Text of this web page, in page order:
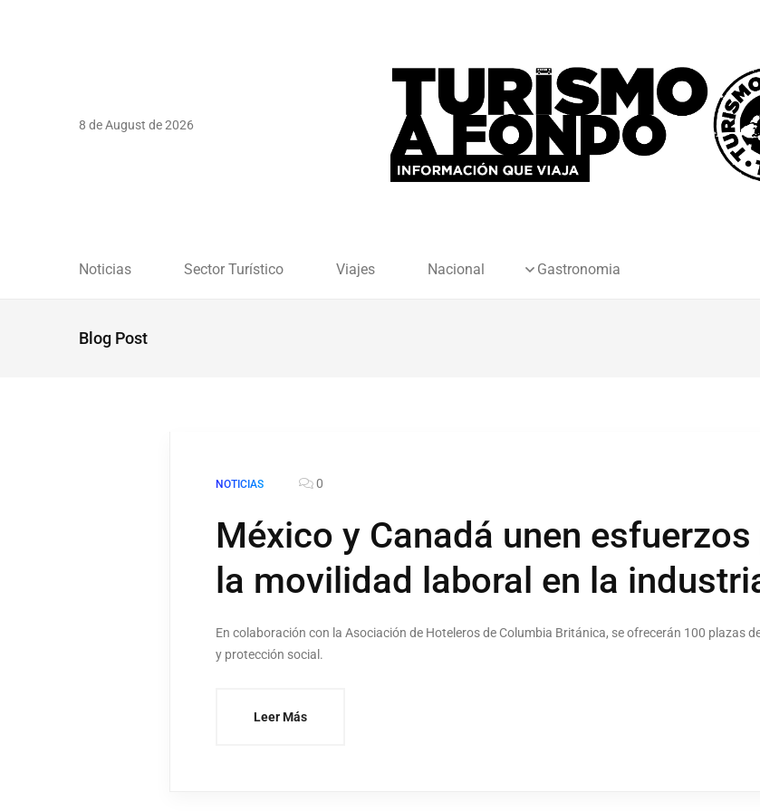
8 de August de 2026
Noticias Sector Turístico Viajes Nacional Gastronomia
Blog Post
NOTICIAS 0
México y Canadá unen
la movilidad laboral en la
En colaboración con la Asociación de Hoteleros de Columbia Británica, se ofrecerán 100 plazas
y protección social.
Leer Más